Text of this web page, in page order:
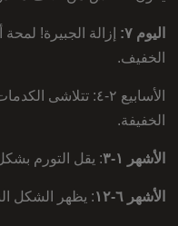
اليوم ٧:
إزالة الجبيرة!
الخفيف.
الأسابيع ٢-٤:
الخفيفة.
الأشهر ١-٣ : يقل التورم
الأشهر ٦-١٢ : يظهر الشكل